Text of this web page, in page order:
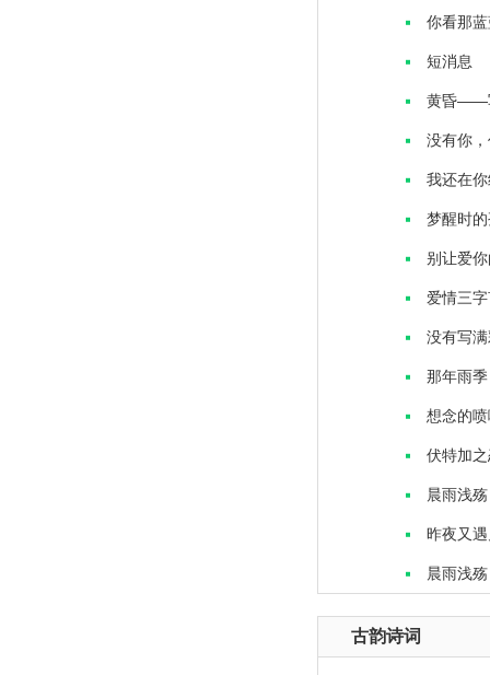
你看那
短消息
黄昏——
没有你
我还在
梦醒时
别让爱
爱情三
没有写
那年雨
想念的
伏特加
晨雨浅殇
昨夜又
晨雨浅殇
古韵诗词